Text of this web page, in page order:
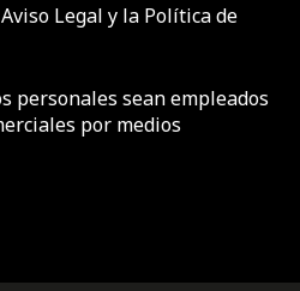
Aviso Legal y la Política de
personales sean empleados
por medios